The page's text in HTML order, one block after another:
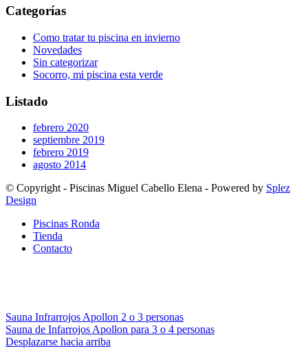
Categorías
Como tratar tu piscina en invierno
Novedades
Sin categorizar
Socorro, mi piscina esta verde
Listado
febrero 2020
septiembre 2019
febrero 2019
agosto 2014
© Copyright - Piscinas Miguel Cabello Elena - Powered by Splez
Design
Piscinas Ronda
Tienda
Contacto
Sauna Infrarrojos Apollon 2 o 3 personas
Sauna de Infarrojos Apollon para 3 o 4 personas
Desplazarse hacia arriba